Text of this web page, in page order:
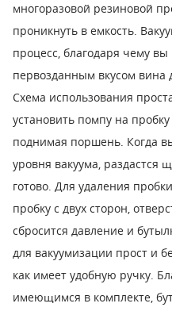
многоразовой резиновой
проникнуть в емкость.
процесс, благодаря чему
первозданным вкусом вина
Схема использования
установить помпу на
поднимая поршень. Когда
уровня вакуума, раздастся
готово. Для удаления
пробку с двух сторон,
сбросится давление и
для вакуумизации прост и
как имеет удобную ручку.
имеющимся в комплекте,